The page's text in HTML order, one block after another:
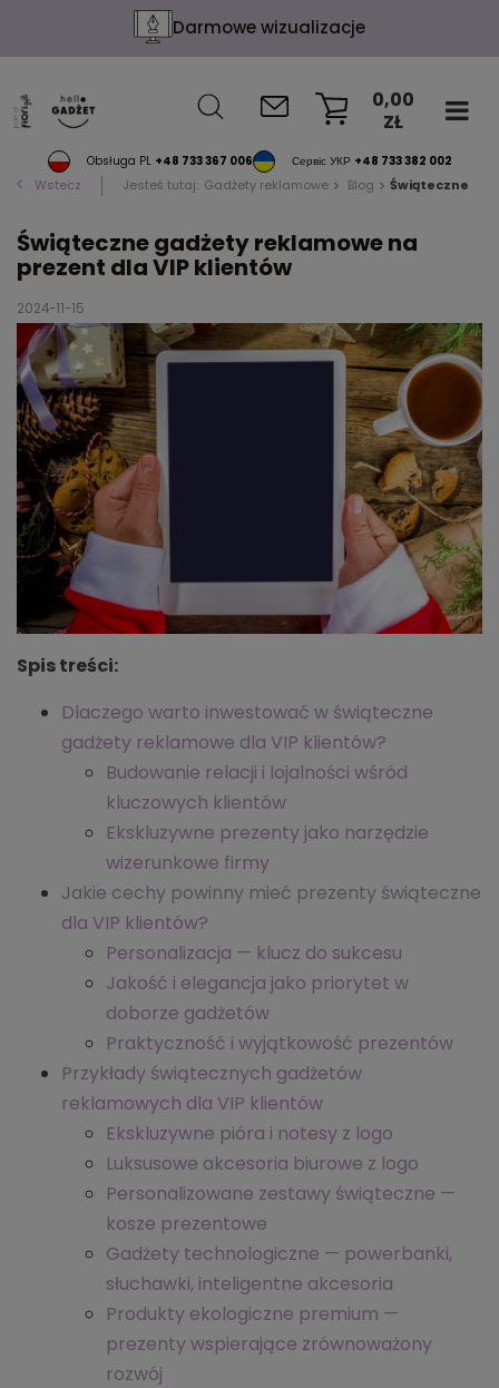
Darmowe wizualizacje
Obsługa PL +48 733 367 006 Сервіс УКР +48 733 382 002
0,00
ZŁ
Wstecz Jesteś tutaj: Gadżety reklamowe Blog Świąteczne
Świąteczne gadżety reklamowe na
prezent dla VIP klientów
2024-11-15
Spis treści:
Dlaczego warto inwestować w świąteczne
gadżety reklamowe dla VIP klientów?
Budowanie relacji i lojalności wśród
kluczowych klientów
Ekskluzywne prezenty jako narzędzie
wizerunkowe firmy
Jakie cechy powinny mieć prezenty świąteczne
dla VIP klientów?
Personalizacja — klucz do sukcesu
Jakość i elegancja jako priorytet w
doborze gadżetów
Praktyczność i wyjątkowość prezentów
Przykłady świątecznych gadżetów
reklamowych dla VIP klientów
Ekskluzywne pióra i notesy z logo
Luksusowe akcesoria biurowe z logo
Personalizowane zestawy świąteczne —
kosze prezentowe
Gadżety technologiczne — powerbanki,
słuchawki, inteligentne akcesoria
Produkty ekologiczne premium —
prezenty wspierające zrównoważony
rozwój